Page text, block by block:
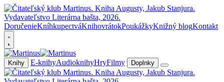
DoručenieKníhkupectváKnihovrátokPoukážkyKnižný blogKontakt
Knihy E-knihyAudioknihyHryFilmy Doplnky